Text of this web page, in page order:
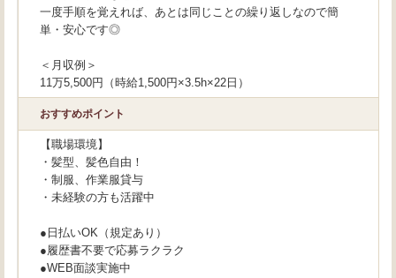
一度手順を覚えれば、あとは同じことの繰り返しなので簡
単・安心です◎
＜月収例＞
11万5,500円（時給1,500円×3.5h×22日）
おすすめポイント
【職場環境】
・髪型、髪色自由！
・制服、作業服貸与
・未経験の方も活躍中
●日払いOK（規定あり）
●履歴書不要で応募ラクラク
●WEB面談実施中